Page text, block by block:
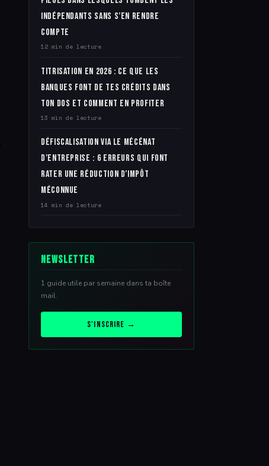
indépendants sans s’en rendre
compte
12 min de lecture
Titrisation en 2026 : ce que les
banques font de tes crédits dans
ton dos et comment en profiter
13 min de lecture
Défiscalisation via le mécénat
d’entreprise : 6 erreurs qui font
rater une réduction d’impôt
méconnue
14 min de lecture
Newsletter
1 guide utile par semaine dans ta boîte
mail.
S'inscrire →